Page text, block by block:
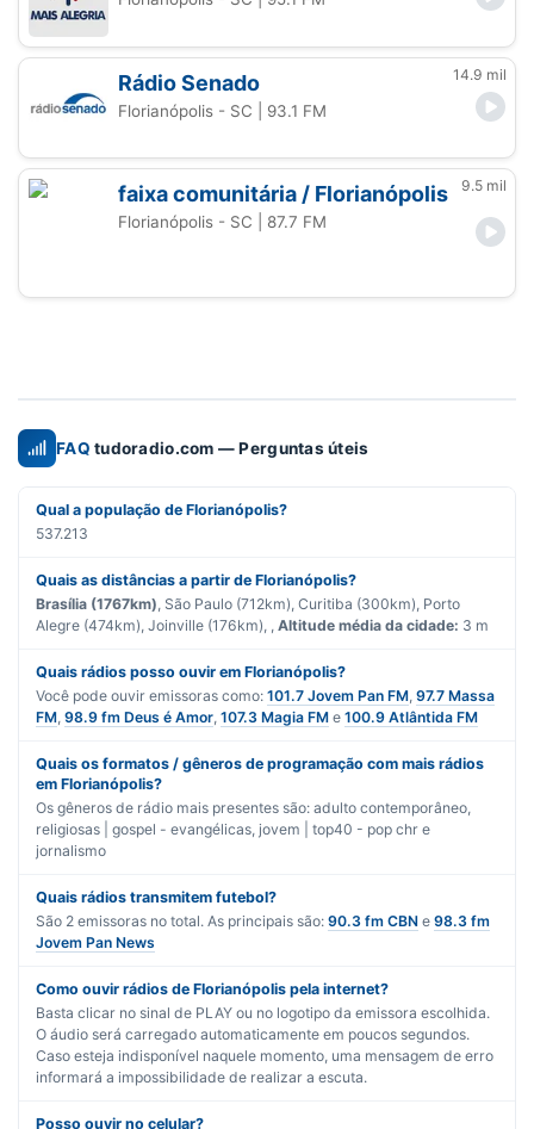
Rádio Senado 14.9 mil
Florianópolis - SC | 93.1 FM
faixa comunitária / Florianópolis 9.5 mil
Florianópolis - SC | 87.7 FM
FAQ tudoradio.com — Perguntas úteis
Qual a população de Florianópolis?
537.213
Quais as distâncias a partir de Florianópolis?
Brasília (1767km) , São Paulo (712km), Curitiba (300km), Porto
Alegre (474km), Joinville (176km), , Altitude média da cidade: 3 m
Quais rádios posso ouvir em Florianópolis?
Você pode ouvir emissoras como: 101.7 Jovem Pan FM 97.7 Massa
FM 98.9 fm Deus é Amor 107.3 Magia FM e 100.9 Atlântida FM
Quais os formatos / gêneros de programação com mais rádios
em Florianópolis?
Os gêneros de rádio mais presentes são: adulto contemporâneo
religiosas | gospel - evangélicas jovem | top40 - pop chr e
jornalismo
Quais rádios transmitem futebol?
São 2 emissoras no total. As principais são: 90.3 fm CBN e 98.3 fm
Jovem Pan News
Como ouvir rádios de Florianópolis pela internet?
Basta clicar no sinal de PLAY ou no logotipo da emissora escolhida.
O áudio será carregado automaticamente em poucos segundos.
Caso esteja indisponível naquele momento, uma mensagem de erro
informará a impossibilidade de realizar a escuta.
Posso ouvir no celular?